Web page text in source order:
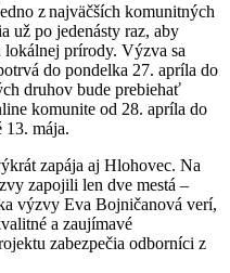
z najväčších komunitných
už po jedenásty raz, aby
prírody. Výzva sa
do pondelka 27. apríla do
druhov bude prebiehať
komunite od 28. apríla do
13. mája.
zapája aj Hlohovec. Na
zapojili len dve mestá –
výzvy Eva Bojničanová verí,
a zaujímavé
zabezpečia odborníci z